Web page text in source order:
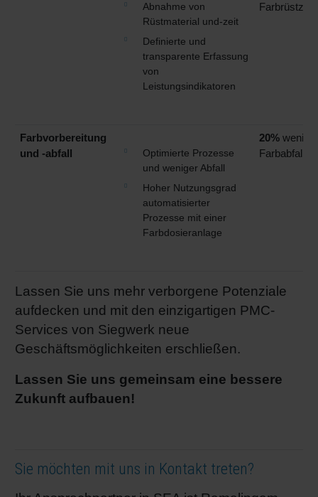
Abnahme von
Rüstmaterial und-zeit
Definierte und
transparente Erfassung
von
Leistungsindikatoren
Farbrüstzeit
Farbvorbereitung
und -abfall
Optimierte Prozesse
und weniger Abfall
Hoher Nutzungsgrad
automatisierter
Prozesse mit einer
Farbdosieranlage
20% weniger
Farbabfall
Lassen Sie uns mehr verborgene Potenziale
aufdecken und mit den einzigartigen PMC-
Services von Siegwerk neue
Geschäftsmöglichkeiten erschließen.
Lassen Sie uns gemeinsam eine bessere
Zukunft aufbauen!
Sie möchten mit uns in Kontakt treten?